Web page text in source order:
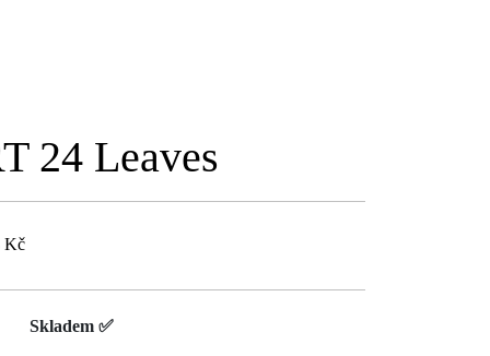
24 Leaves
Kč
Skladem ✅